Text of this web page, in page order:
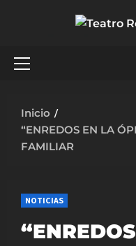
Menú
Inicio
“ENREDOS EN LA
FAMILIAR
NOTICIAS